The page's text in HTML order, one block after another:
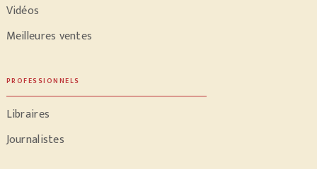
Vidéos
Meilleures ventes
PROFESSIONNELS
Libraires
Journalistes